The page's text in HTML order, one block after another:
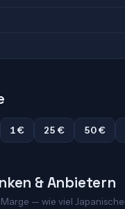
1 € 25 € 50 €
& Anbietern
— wie viel